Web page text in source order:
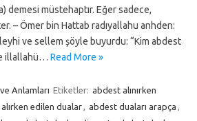
demesi müstehaptır. Eğer sadece,
– Ömer bin Hattab radıyallahu anhden:
ve sellem şöyle buyurdu: “Kim abdest
illallahü… Read More »
Anlamları Etiketler: abdest alınırken
edilen dualar, abdest duaları arapça ,